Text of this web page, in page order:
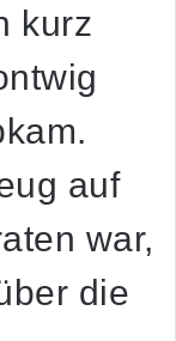
kurz
auf
war,
die